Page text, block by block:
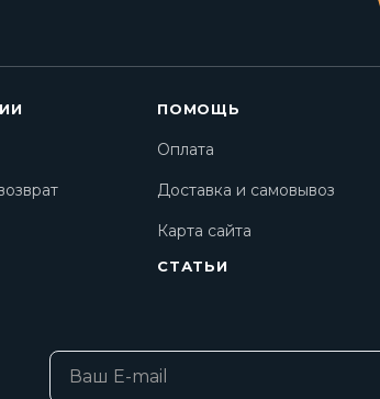
ПОМОЩЬ
Оплата
Доставка и самовывоз
Карта сайта
СТАТЬИ